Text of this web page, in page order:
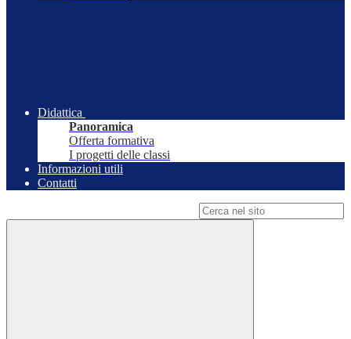
Didattica
Panoramica
Offerta formativa
I progetti delle classi
Informazioni utili
Contatti